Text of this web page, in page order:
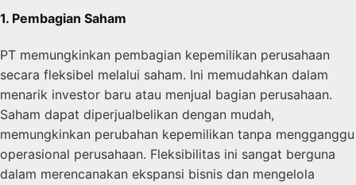
1. Pembagian Saham
PT memungkinkan pembagian kepemilikan perusahaan
secara fleksibel melalui saham. Ini memudahkan dalam
menarik investor baru atau menjual bagian perusahaan.
Saham dapat diperjualbelikan dengan mudah,
memungkinkan perubahan kepemilikan tanpa mengganggu
operasional perusahaan. Fleksibilitas ini sangat berguna
dalam merencanakan ekspansi bisnis dan mengelola